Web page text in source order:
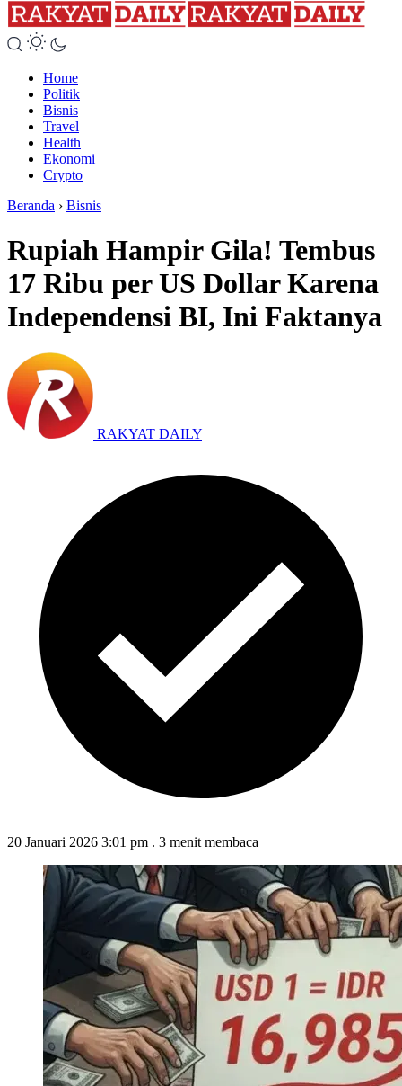
Home
Politik
Bisnis
Travel
Health
Ekonomi
Crypto
Beranda › Bisnis
Rupiah Hampir Gila! Tembus
17 Ribu per US Dollar Karena
Independensi BI, Ini Faktanya
RAKYAT DAILY
20 Januari 2026 3:01 pm . 3 menit membaca